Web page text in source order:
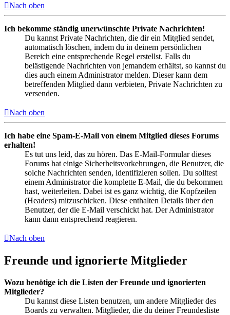
Nach oben
Ich bekomme ständig unerwünschte Private Nachrichten!
Du kannst Private Nachrichten, die dir ein Mitglied sendet,
automatisch löschen, indem du in deinem persönlichen
Bereich eine entsprechende Regel erstellst. Falls du
belästigende Nachrichten von jemandem erhältst, so kannst du
dies auch einem Administrator melden. Dieser kann dem
betreffenden Mitglied dann verbieten, Private Nachrichten zu
versenden.
Nach oben
Ich habe eine Spam-E-Mail von einem Mitglied dieses Forums
erhalten!
Es tut uns leid, das zu hören. Das E-Mail-Formular dieses
Forums hat einige Sicherheitsvorkehrungen, die Benutzer, die
solche Nachrichten senden, identifizieren sollen. Du solltest
einem Administrator die komplette E-Mail, die du bekommen
hast, weiterleiten. Dabei ist es ganz wichtig, die Kopfzeilen
(Headers) mitzuschicken. Diese enthalten Details über den
Benutzer, der die E-Mail verschickt hat. Der Administrator
kann dann entsprechend reagieren.
Nach oben
Freunde und ignorierte Mitglieder
Wozu benötige ich die Listen der Freunde und ignorierten
Mitglieder?
Du kannst diese Listen benutzen, um andere Mitglieder des
Boards zu verwalten. Mitglieder, die du deiner Freundesliste